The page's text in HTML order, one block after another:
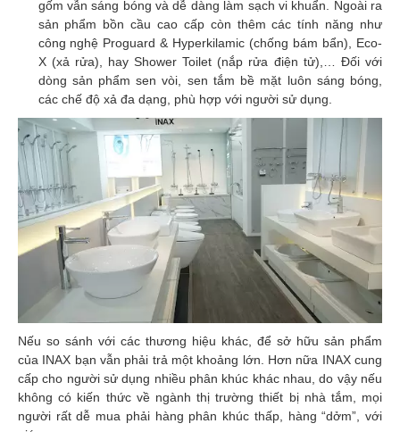
gốm vẫn sáng bóng và dễ dàng làm sạch vi khuẩn. Ngoài ra
sản phẩm bồn cầu cao cấp còn thêm các tính năng như
công nghệ Proguard & Hyperkilamic (chống bám bẩn), Eco-
X (xả rửa), hay Shower Toilet (nắp rửa điện tử),… Đối với
dòng sản phẩm sen vòi, sen tắm bề mặt luôn sáng bóng,
các chế độ xả đa dạng, phù hợp với người sử dụng.
Nếu so sánh với các thương hiệu khác, để sở hữu sản phẩm
của INAX bạn vẫn phải trả một khoảng lớn. Hơn nữa INAX cung
cấp cho người sử dụng nhiều phân khúc khác nhau, do vậy nếu
không có kiến thức về ngành thị trường thiết bị nhà tắm, mọi
người rất dễ mua phải hàng phân khúc thấp, hàng “dởm”, với